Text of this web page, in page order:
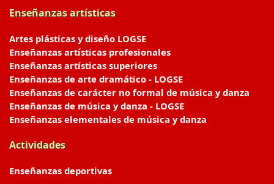
Enseñanzas artísticas
Artes plásticas y diseño LOGSE
Enseñanzas artísticas profesionales
Enseñanzas artísticas superiores
Enseñanzas de arte dramático - LOGSE
Enseñanzas de carácter no formal de música y danza
Enseñanzas de música y danza - LOGSE
Enseñanzas elementales de música y danza
Actividades
Enseñanzas deportivas